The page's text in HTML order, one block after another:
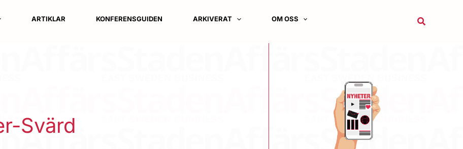
ARTIKLAR KONFERENSGUIDEN ARKIVERAT OM OSS Sök
Svärd